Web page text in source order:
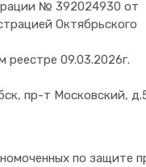
№ 392024930 от
Октябрьского
реестре 09.03.2026г.
пр-т Московский,
по защите